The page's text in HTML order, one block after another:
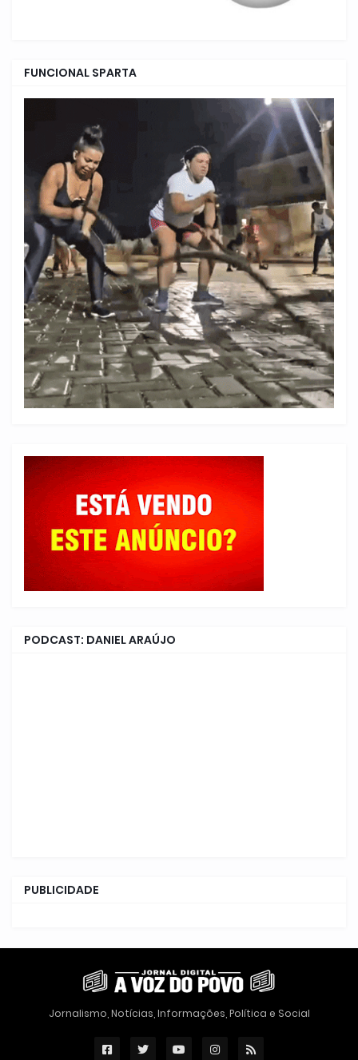
FUNCIONAL SPARTA
PODCAST: DANIEL ARAÚJO
PUBLICIDADE
Jornalismo, Notícias, Informações, Política e Social